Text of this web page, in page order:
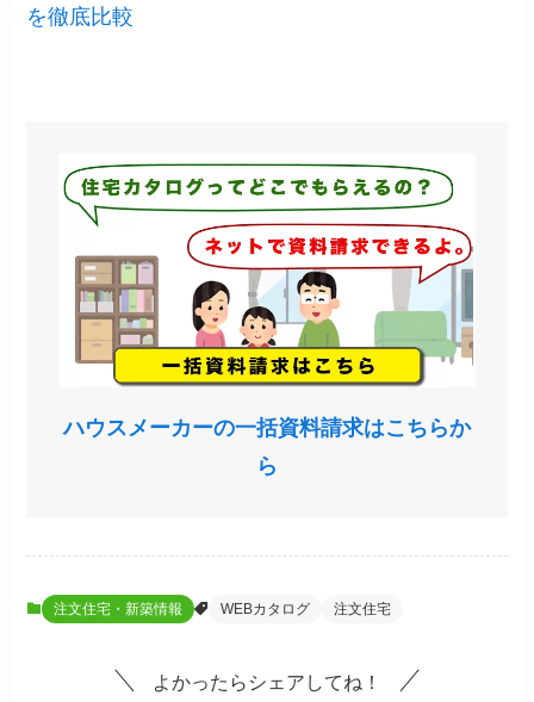
を徹底比較
ハウスメーカーの一括資料請求はこちらか
ら
注文住宅・新築情報 WEBカタログ 注文住宅
よかったらシェアしてね！